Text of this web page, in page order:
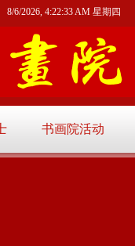
书画院活动
8/6/2026, 4:22:34 AM 星期四